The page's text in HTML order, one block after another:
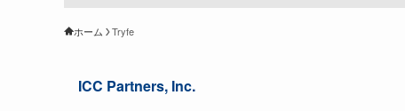
ホーム Tryfe
ICC Partners, Inc.